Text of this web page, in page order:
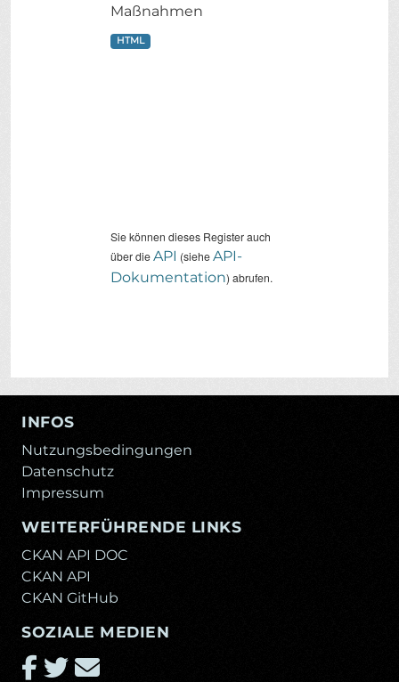
Maßnahmen
HTML
Sie können dieses Register auch
über dieAPI (sieheAPI-
Dokumentation) abrufen.
INFOS
Nutzungsbedingungen
Datenschutz
Impressum
WEITERFÜHRENDE LINKS
CKAN API DOC
CKAN API
CKAN GitHub
SOZIALE MEDIEN